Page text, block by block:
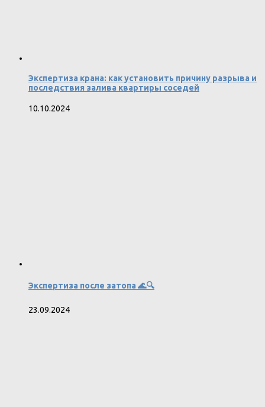
Экспертиза крана: как установить причину разрыва и
последствия залива квартиры соседей
10.10.2024
Экспертиза после затопа 🌊🔍
23.09.2024